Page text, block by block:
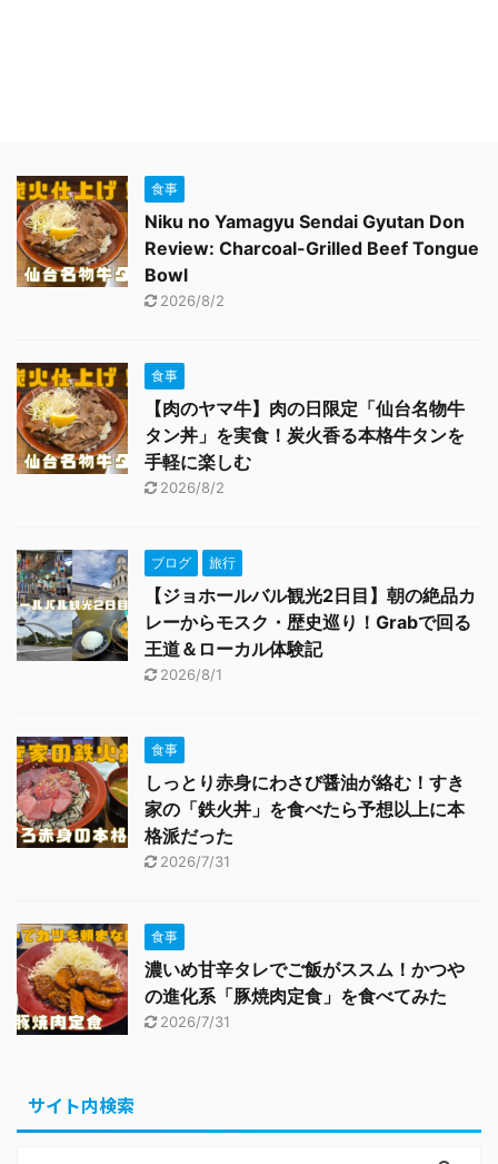
食事
Niku no Yamagyu Sendai Gyutan Don
Review: Charcoal-Grilled Beef Tongue
Bowl
2026/8/2
食事
【肉のヤマ牛】肉の日限定「仙台名物牛
タン丼」を実食！炭火香る本格牛タンを
手軽に楽しむ
2026/8/2
ブログ 旅行
【ジョホールバル観光2日目】朝の絶品カ
レーからモスク・歴史巡り！Grabで回る
王道＆ローカル体験記
2026/8/1
食事
しっとり赤身にわさび醤油が絡む！すき
家の「鉄火丼」を食べたら予想以上に本
格派だった
2026/7/31
食事
濃いめ甘辛タレでご飯がススム！かつや
の進化系「豚焼肉定食」を食べてみた
2026/7/31
サイト内検索